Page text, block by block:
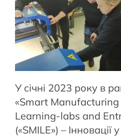
У січні 2023 року в
«Smart
Learning-labs and
(«SMILE») –